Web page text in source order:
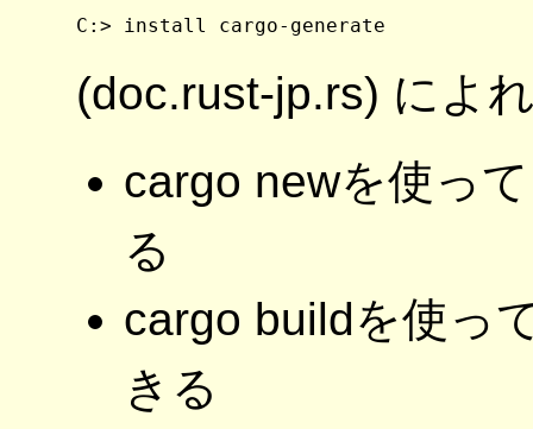
C:> install cargo-generate
(doc.rust-jp.rs) によ
cargo newを使っ
る
cargo buildを使っ
きる